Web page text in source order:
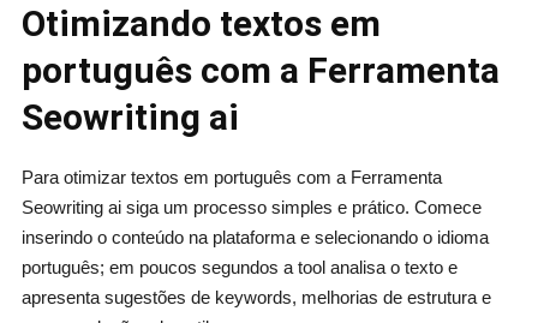
Otimizando textos em
português com a Ferramenta
Seowriting ai
Para otimizar textos em português com a Ferramenta
Seowriting ai siga um processo simples e prático. Comece
inserindo o conteúdo na plataforma e selecionando o idioma
português; em poucos segundos a tool analisa o texto e
apresenta sugestões de keywords, melhorias de estrutura e